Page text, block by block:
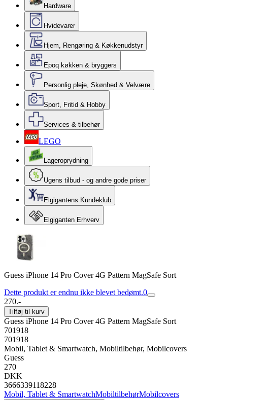
Hardware
Hvidevarer
Hjem, Rengøring & Køkkenudstyr
Epoq køkken & bryggers
Personlig pleje, Skønhed & Velvære
Sport, Fritid & Hobby
Services & tilbehør
LEGO
Lageroprydning
Ugens tilbud - og andre gode priser
Elgigantens Kundeklub
Elgiganten Erhverv
Guess iPhone 14 Pro Cover 4G Pattern MagSafe Sort
Dette produkt er endnu ikke blevet bedømt.0
270.-
Tilføj til kurv
Guess iPhone 14 Pro Cover 4G Pattern MagSafe Sort
701918
701918
Mobil, Tablet & Smartwatch, Mobiltilbehør, Mobilcovers
Guess
270
DKK
3666339118228
Mobil, Tablet & SmartwatchMobiltilbehørMobilcovers